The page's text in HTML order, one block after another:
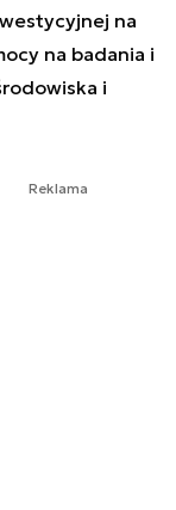
na
na badania i
i
Reklama